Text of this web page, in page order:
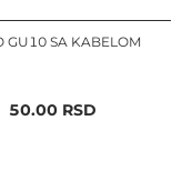
GU10 SA KABELOM
50.00 RSD